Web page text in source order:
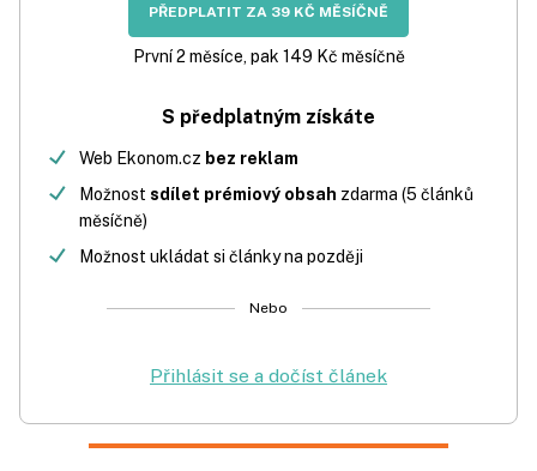
PŘEDPLATIT ZA 39 KČ MĚSÍČNĚ
První 2 měsíce, pak 149 Kč měsíčně
S předplatným získáte
Web Ekonom.cz bez reklam
Možnost sdílet prémiový obsah zdarma (5 článků
měsíčně)
Možnost ukládat si články na později
Nebo
Přihlásit se a dočíst článek